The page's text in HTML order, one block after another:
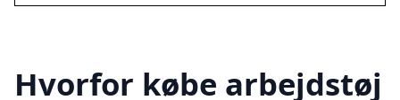
Hvorfor købe arbejdstøj